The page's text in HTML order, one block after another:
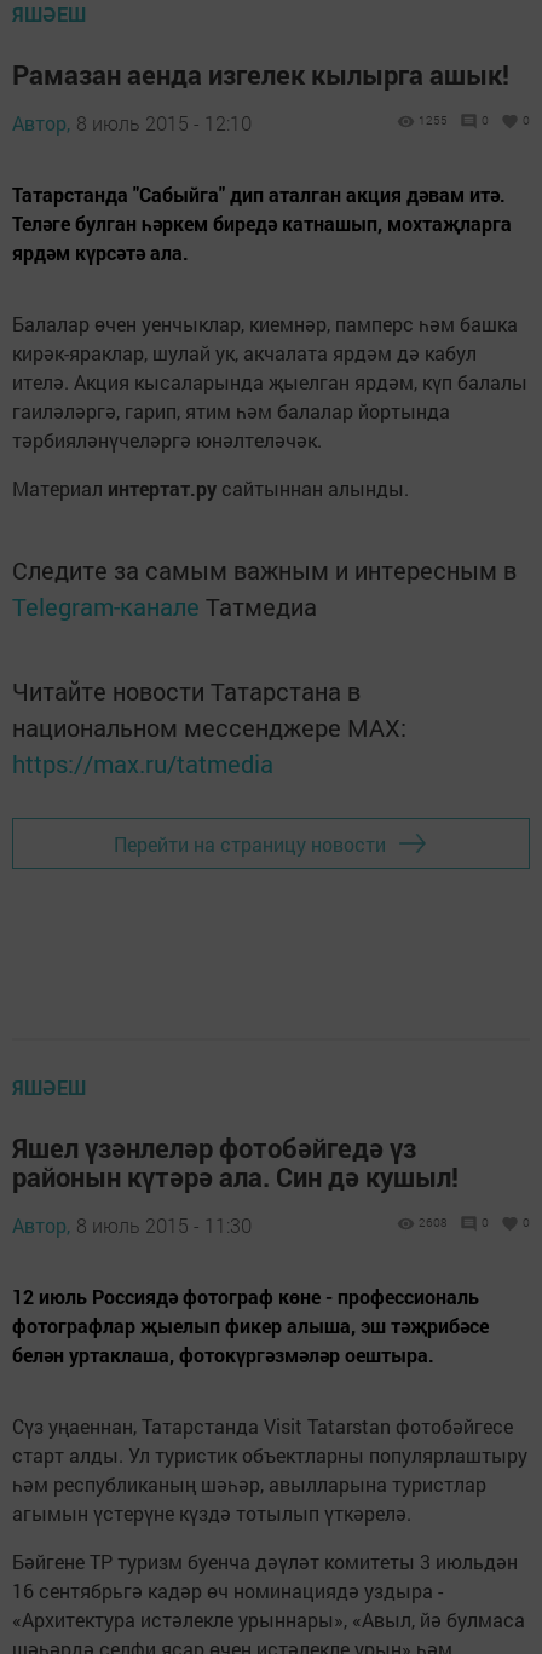
ЯШӘЕШ
Рамазан аенда изгелек кылырга ашык!
Автор, 8 июль 2015 - 12:10 1255 0 0
Татарстанда "Сабыйга" дип аталган акция дәвам итә.
Теләге булган һәркем биредә катнашып, мохтаҗларга
ярдәм күрсәтә ала.
Балалар өчен уенчыклар, киемнәр, памперс һәм башка
кирәк-яраклар, шулай ук, акчалата ярдәм дә кабул
ителә. Акция кысаларында җыелган ярдәм, күп балалы
гаиләләргә, гарип, ятим һәм балалар йортында
тәрбияләнүчеләргә юнәлтеләчәк.
Материал интертат.ру сайтыннан алынды.
Следите за самым важным и интересным в
Telegram-канале Татмедиа
Читайте новости Татарстана в
национальном мессенджере MАХ:
https://max.ru/tatmedia
Перейти на страницу новости
ЯШӘЕШ
Яшел үзәнлеләр фотобәйгедә үз
районын күтәрә ала. Син дә кушыл!
Автор, 8 июль 2015 - 11:30 2608 0 0
12 июль Россия­дә фотограф көне - профессиональ
фотографлар җыелып фикер алыша, эш тәҗрибәсе
белән уртак­лаша, фотокүргәзмәләр оештыра.
Сүз уңаеннан, Татарстанда Visit Tatarstan фотобәйгесе
старт алды. Ул туристик объектларны популярлаштыру
һәм республиканың шәһәр, авылларына туристлар
агымын үстерүне күздә тотылып үткәрелә.
Бәйгене ТР туризм буенча дәүләт комитеты 3 июльдән
16 сентябрьгә кадәр өч номинациядә уздыра -
«Архитектура истәлекле урыннары», «Авыл, йә булмаса